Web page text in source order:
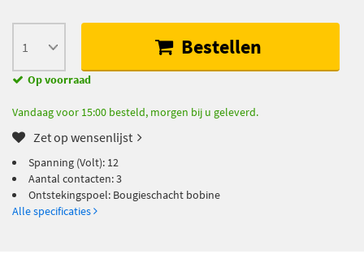
Bestellen
Op voorraad
Vandaag voor 15:00 besteld, morgen bij u geleverd.
Zet op wensenlijst
Spanning (Volt): 12
Aantal contacten: 3
Ontstekingspoel: Bougieschacht bobine
Alle specificaties